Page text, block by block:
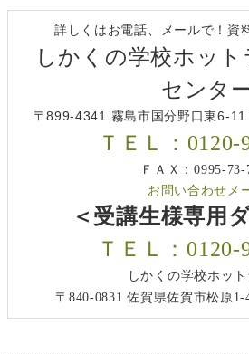
詳しくはお電話、メールで！資
しかくの学校ホッ
センタ
〒899-4341 霧島市国分野口東6-
ＴＥＬ：0120-
ＦＡＸ：0995-73-
お問い合わせメ
＜受講生様専用
ＴＥＬ：0120-
しかくの学校ホッ
〒840-0831 佐賀県佐賀市松原